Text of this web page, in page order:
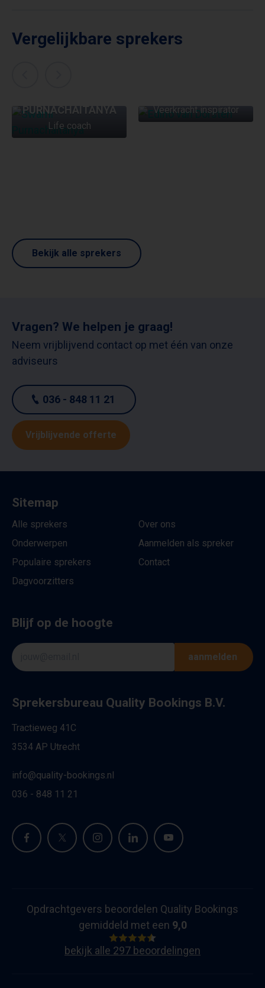
Vergelijkbare sprekers
PURNACHAITANYA
Life coach
Veerkracht inspirator
Bekijk alle sprekers
Vragen? We helpen je graag!
Neem vrijblijvend contact op met één van onze
adviseurs
036 - 848 11 21
Vrijblijvende offerte
Sitemap
Alle sprekers
Onderwerpen
Populaire sprekers
Dagvoorzitters
Over ons
Aanmelden als spreker
Contact
Blijf op de hoogte
aanmelden
Sprekersbureau Quality Bookings B.V.
Tractieweg 41C
3534 AP Utrecht
info@quality-bookings.nl
036 - 848 11 21
Opdrachtgevers beoordelen Quality Bookings
gemiddeld met een 9,0
bekijk alle 297 beoordelingen